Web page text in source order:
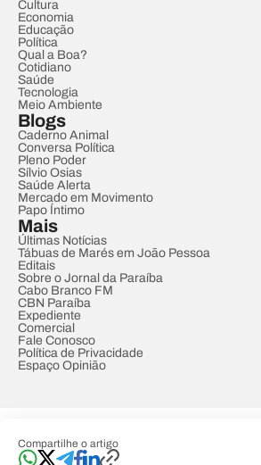
Compartilhe o artigo
Cultura
Economia
Educação
Política
Qual a Boa?
Cotidiano
Saúde
Tecnologia
Meio Ambiente
Blogs
Caderno Animal
Conversa Política
Pleno Poder
Sílvio Osias
Saúde Alerta
Mercado em Movimento
Papo Íntimo
Mais
Últimas Notícias
Tábuas de Marés em João Pessoa
Editais
Sobre o Jornal da Paraíba
Cabo Branco FM
CBN Paraíba
Expediente
Comercial
Fale Conosco
Política de Privacidade
Espaço Opinião